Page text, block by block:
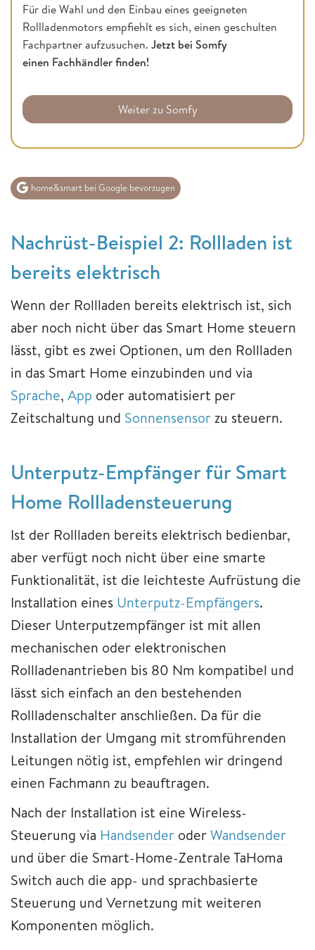
Für die Wahl und den Einbau eines geeigneten
Rollladenmotors empfiehlt es sich, einen geschulten
Fachpartner aufzusuchen. Jetzt bei Somfy
einen Fachhändler finden!
Weiter zu Somfy
home&smart bei Google bevorzugen
Nachrüst-Beispiel 2: Rollladen ist
bereits elektrisch
Wenn der Rollladen bereits elektrisch ist, sich
aber noch nicht über das Smart Home steuern
lässt, gibt es zwei Optionen, um den Rollladen
in das Smart Home einzubinden und via
Sprache, App oder automatisiert per
Zeitschaltung und Sonnensensorzu steuern.
Unterputz-Empfänger für Smart
Home Rollladensteuerung
Ist der Rollladen bereits elektrisch bedienbar,
aber verfügt noch nicht über eine smarte
Funktionalität, ist die leichteste Aufrüstung die
Installation eines Unterputz-Empfängers.
Dieser Unterputzempfänger ist mit allen
mechanischen oder elektronischen
Rollladenantrieben bis 80 Nm kompatibel und
lässt sich einfach an den bestehenden
Rollladenschalter anschließen. Da für die
Installation der Umgang mit stromführenden
Leitungen nötig ist, empfehlen wir dringend
einen Fachmann zu beauftragen.
Nach der Installation ist eine Wireless-
Steuerung via Handsender oderWandsender
und über die Smart-Home-Zentrale TaHoma
Switch auch die app- und sprachbasierte
Steuerung und Vernetzung mit weiteren
Komponenten möglich.